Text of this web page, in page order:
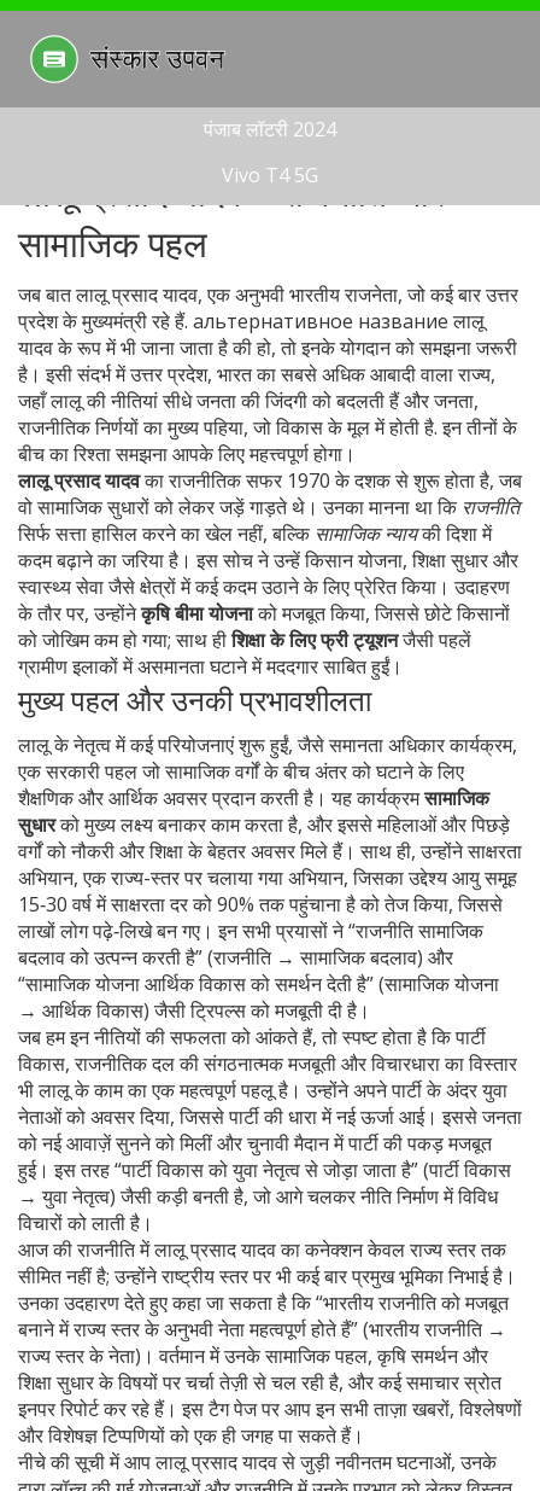
पंजाब लॉटरी 2024
Vivo T4 5G
लालू प्रसाद यादव – राजनीति और
सामाजिक पहल
जब बातलालू प्रसाद यादव,एक अनुभवी भारतीय राजनेता, जो कई बार उत्तर
प्रदेश के मुख्यमंत्री रहे हैं. альтернативное названиеलालू
यादवके रूप में भी जाना जाता हैकी हो, तो इनके योगदान को समझना जरूरी
है। इसी संदर्भ मेंउत्तर प्रदेश, भारत का सबसे अधिक आबादी वाला राज्य,
जहाँ लालू की नीतियां सीधे जनता की जिंदगी को बदलती हैंऔरजनता,
राजनीतिक निर्णयों का मुख्य पहिया, जो विकास के मूल में होती है. इन तीनों के
बीच का रिश्ता समझना आपके लिए महत्त्वपूर्ण होगा।
लालू प्रसाद यादवका राजनीतिक सफर 1970 के दशक से शुरू होता है, जब
वो सामाजिक सुधारों को लेकर जड़ें गाड़ते थे। उनका मानना था कि राजनीति
सिर्फ सत्ता हासिल करने का खेल नहीं, बल्कि सामाजिक न्यायकी दिशा में
कदम बढ़ाने का जरिया है। इस सोच ने उन्हें किसान योजना, शिक्षा सुधार और
स्वास्थ्य सेवा जैसे क्षेत्रों में कई कदम उठाने के लिए प्रेरित किया। उदाहरण
के तौर पर, उन्होंनेकृषि बीमा योजनाको मजबूत किया, जिससे छोटे किसानों
को जोखिम कम हो गया; साथ हीशिक्षा के लिए फ्री ट्यूशनजैसी पहलें
ग्रामीण इलाकों में असमानता घटाने में मददगार साबित हुईं।
मुख्य पहल और उनकी प्रभावशीलता
लालू के नेतृत्व में कई परियोजनाएं शुरू हुईं, जैसेसमानता अधिकार कार्यक्रम,
एक सरकारी पहल जो सामाजिक वर्गों के बीच अंतर को घटाने के लिए
शैक्षणिक और आर्थिक अवसर प्रदान करती है । यह कार्यक्रमसामाजिक
सुधारको मुख्य लक्ष्य बनाकर काम करता है, और इससे महिलाओं और पिछड़े
वर्गों को नौकरी और शिक्षा के बेहतर अवसर मिले हैं। साथ ही, उन्होंनेसाक्षरता
अभियान,एक राज्य-स्तर पर चलाया गया अभियान, जिसका उद्देश्य आयु समूह
15‑30 वर्ष में साक्षरता दर को 90% तक पहुंचाना हैको तेज किया, जिससे
लाखों लोग पढ़े‑लिखे बन गए। इन सभी प्रयासों ने “राजनीति सामाजिक
बदलाव को उत्पन्न करती है” (राजनीति → सामाजिक बदलाव) और
“सामाजिक योजना आर्थिक विकास को समर्थन देती है” (सामाजिक योजना
→ आर्थिक विकास) जैसी ट्रिपल्स को मजबूती दी है।
जब हम इन नीतियों की सफलता को आंकते हैं, तो स्पष्ट होता है किपार्टी
विकास,राजनीतिक दल की संगठनात्मक मजबूती और विचारधारा का विस्तार
भी लालू के काम का एक महत्वपूर्ण पहलू है। उन्होंने अपने पार्टी के अंदर युवा
नेताओं को अवसर दिया, जिससे पार्टी की धारा में नई ऊर्जा आई। इससे जनता
को नई आवाज़ें सुनने को मिलीं और चुनावी मैदान में पार्टी की पकड़ मजबूत
हुई। इस तरह “पार्टी विकास को युवा नेतृत्व से जोड़ा जाता है” (पार्टी विकास
→ युवा नेतृत्व) जैसी कड़ी बनती है, जो आगे चलकर नीति निर्माण में विविध
विचारों को लाती है।
आज की राजनीति में लालू प्रसाद यादव का कनेक्शन केवल राज्य स्तर तक
सीमित नहीं है; उन्होंने राष्ट्रीय स्तर पर भी कई बार प्रमुख भूमिका निभाई है।
उनका उदहारण देते हुए कहा जा सकता है कि “भारतीय राजनीति को मजबूत
बनाने में राज्य स्तर के अनुभवी नेता महत्वपूर्ण होते हैं” (भारतीय राजनीति →
राज्य स्तर के नेता)। वर्तमान में उनके सामाजिक पहल, कृषि समर्थन और
शिक्षा सुधार के विषयों पर चर्चा तेज़ी से चल रही है, और कई समाचार स्रोत
इनपर रिपोर्ट कर रहे हैं। इस टैग पेज पर आप इन सभी ताज़ा खबरों, विश्लेषणों
और विशेषज्ञ टिप्पणियों को एक ही जगह पा सकते हैं।
नीचे की सूची में आप लालू प्रसाद यादव से जुड़ी नवीनतम घटनाओं, उनके